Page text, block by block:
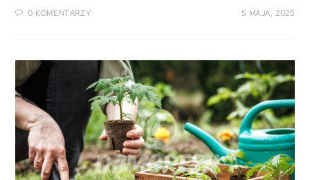
0 KOMENTARZY 5 MAJA, 2025